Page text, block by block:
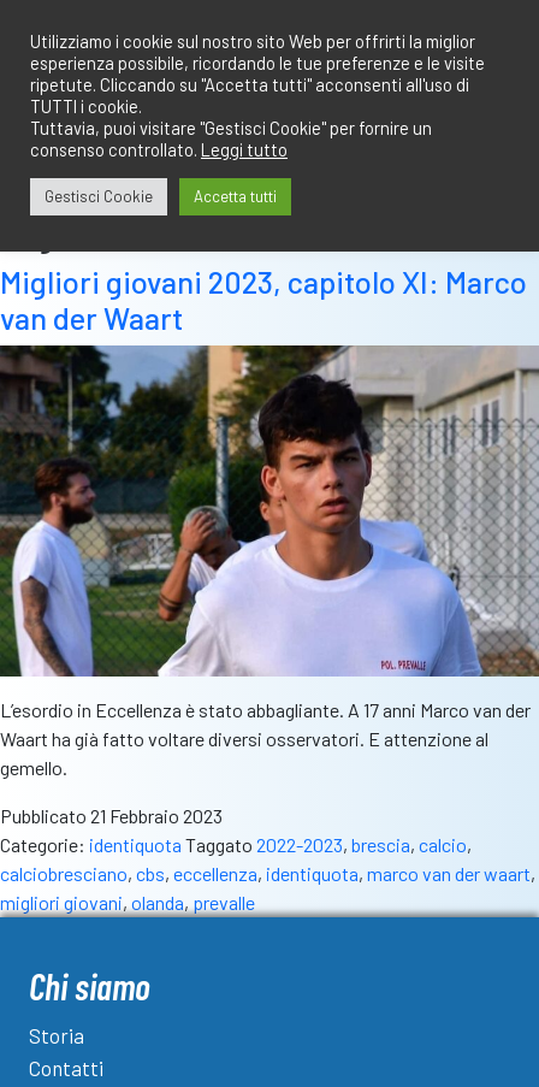
contenuto
Migliori giovani 2023, capitolo XI: Marco
van der Waart
L’esordio in Eccellenza è stato abbagliante. A 17 anni Marco van der
Waart ha già fatto voltare diversi osservatori. E attenzione al
gemello.
Pubblicato 21 Febbraio 2023
Categorie: identiquota Taggato 2022-2023, brescia, calcio,
calciobresciano, cbs, eccellenza, identiquota, marco van der waart,
migliori giovani, olanda, prevalle
Chi siamo
Storia
Contatti
Utilizziamo i cookie sul nostro sito Web per offrirti la miglior
esperienza possibile, ricordando le tue preferenze e le visite
ripetute. Cliccando su "Accetta tutti" acconsenti all'uso di
TUTTI i cookie.
Tuttavia, puoi visitare "Gestisci Cookie" per fornire un
consenso controllato. Leggi tutto
Gestisci Cookie Accetta tutti